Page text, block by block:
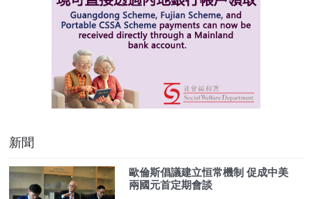
新聞
歐倫斯倡議建立恒常機制 促成中美
兩國元首定期會談